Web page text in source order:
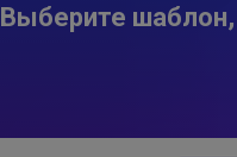
Выберите